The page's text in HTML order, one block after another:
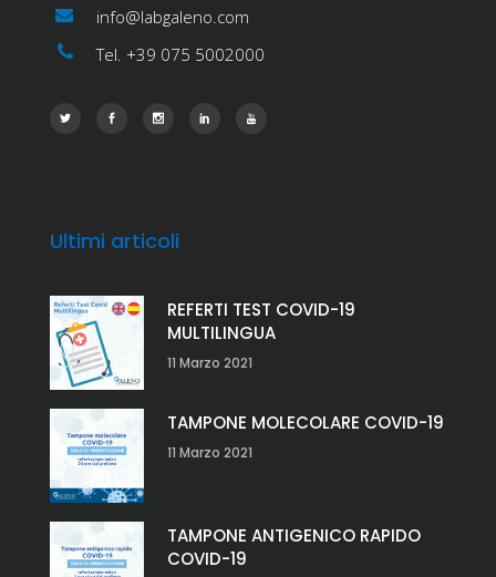
info@labgaleno.com
Tel. +39 075 5002000
Ultimi articoli
REFERTI TEST COVID-19
MULTILINGUA
11 Marzo 2021
TAMPONE MOLECOLARE COVID-19
11 Marzo 2021
TAMPONE ANTIGENICO RAPIDO
COVID-19